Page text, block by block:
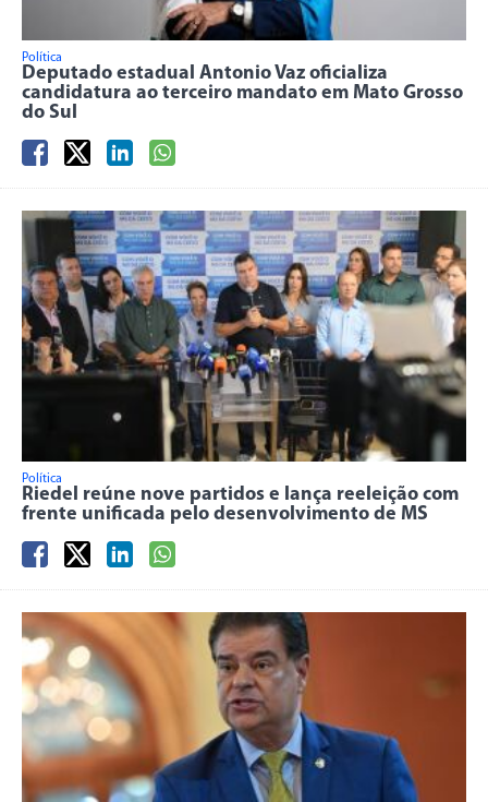
Política
Deputado estadual Antonio Vaz oficializa
candidatura ao terceiro mandato em Mato Grosso
do Sul
Política
Riedel reúne nove partidos e lança reeleição com
frente unificada pelo desenvolvimento de MS